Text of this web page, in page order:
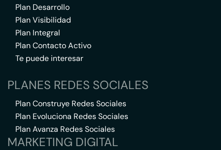
Plan Desarrollo
Plan Visibilidad
Plan Integral
Plan Contacto Activo
Te puede interesar
PLANES REDES SOCIALES
Plan Construye Redes Sociales
Plan Evoluciona Redes Sociales
Plan Avanza Redes Sociales
MARKETING DIGITAL